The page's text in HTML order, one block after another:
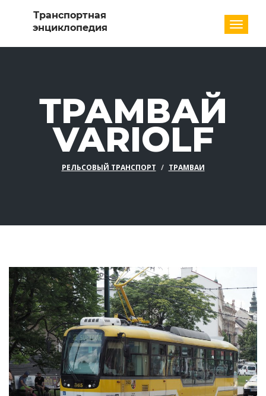
ТРАМВАЙ
VARIOLF
РЕЛЬСОВЫЙ ТРАНСПОРТ ТРАМВАИ